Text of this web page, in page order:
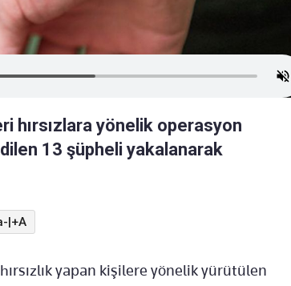
hırsızlara yönelik operasyon
13 şüpheli yakalanarak
|+A
yapan kişilere yönelik yürütülen